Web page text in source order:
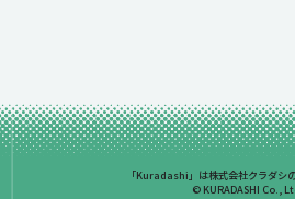
「Kuradashi」は株式会社クラダシの
© KURADASHI Co.,